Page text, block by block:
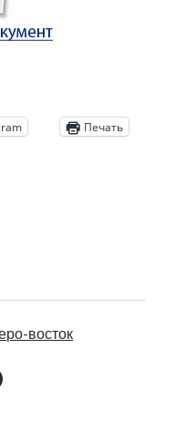
Печать
восток